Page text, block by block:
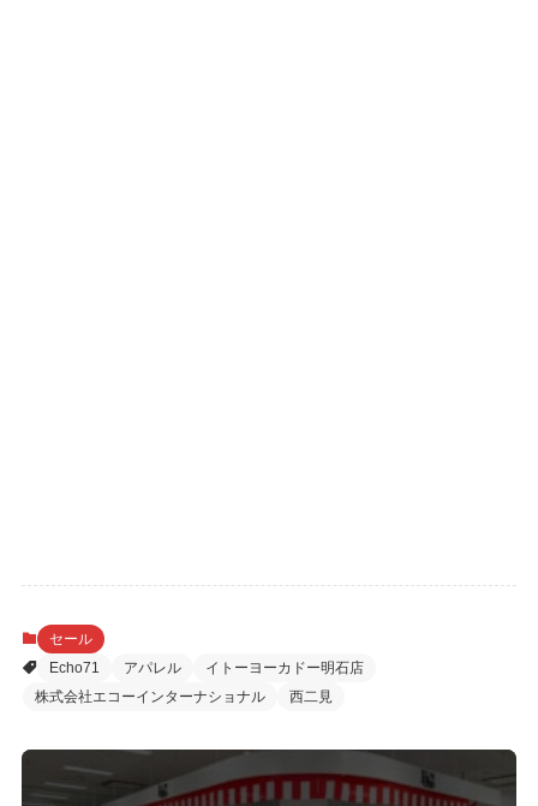
セール
Echo71
アパレル
イトーヨーカドー明石店
株式会社エコーインターナショナル
西二見